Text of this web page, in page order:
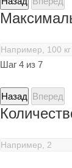
Шаг 4 из 7
Назад Вперед